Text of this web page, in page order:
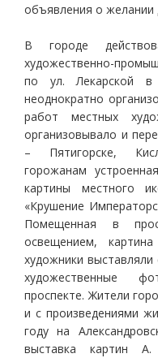
объявления о желании
В городе
художественно-
по ул. Лекарской
неоднократно
работ местных
организовывало и
– Пятигорске,
горожанам
картины местного
«Крушение
Помещенная в
освещением,
художники
художественные
проспекте. Жители
и с произведениями
году на
выставка картин